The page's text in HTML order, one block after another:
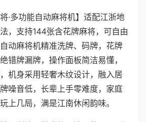
将·多功能自动麻将机】适配江浙地
，支持144张含花牌麻将，可自由
动麻将机精准洗牌、码牌，花牌
错牌漏牌，操作面板简洁易懂，
机身采用轻奢木纹设计，融入居
噪音低，长辈上手零难度，家庭
上几局，满是江南休闲韵味。